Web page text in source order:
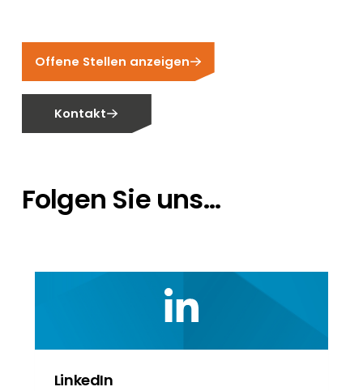
Offene Stellen anzeigen
Kontakt
Folgen Sie uns...
LinkedIn